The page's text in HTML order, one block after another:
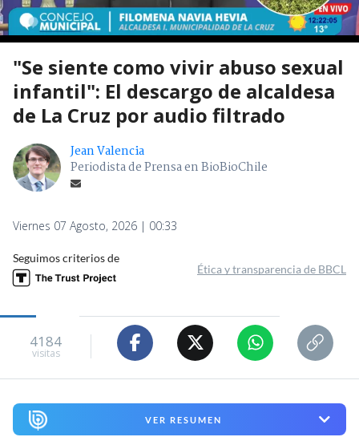
"Se siente como vivir abuso sexual
infantil": El descargo de alcaldesa
de La Cruz por audio filtrado
Jean Valencia
Periodista de Prensa en BioBioChile
Viernes 07 Agosto, 2026 | 00:33
Seguimos criterios de
Ética y transparencia de BBCL
4184
visitas
VER RESUMEN